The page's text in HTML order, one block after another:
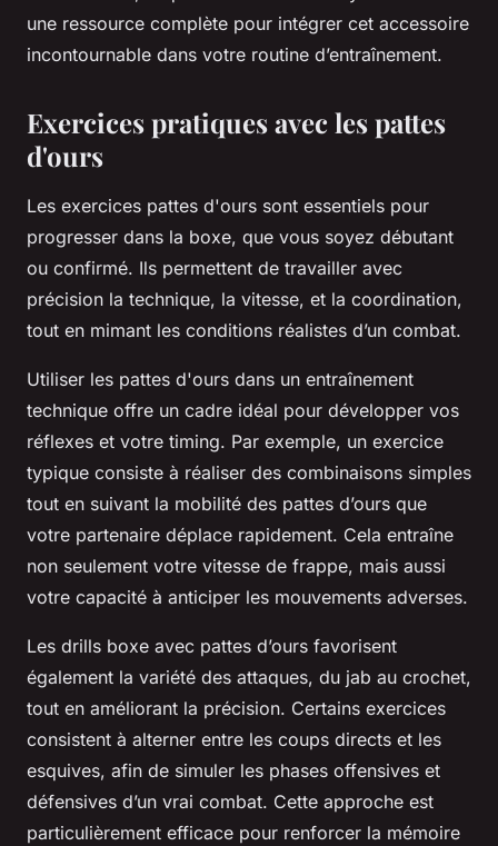
une ressource complète pour intégrer cet accessoire
incontournable dans votre routine d’entraînement.
Exercices pratiques avec les pattes
d'ours
Les exercices pattes d'ours sont essentiels pour
progresser dans la boxe, que vous soyez débutant
ou confirmé. Ils permettent de travailler avec
précision la technique, la vitesse, et la coordination,
tout en mimant les conditions réalistes d’un combat.
Utiliser les pattes d'ours dans un entraînement
technique offre un cadre idéal pour développer vos
réflexes et votre timing. Par exemple, un exercice
typique consiste à réaliser des combinaisons simples
tout en suivant la mobilité des pattes d’ours que
votre partenaire déplace rapidement. Cela entraîne
non seulement votre vitesse de frappe, mais aussi
votre capacité à anticiper les mouvements adverses.
Les drills boxe avec pattes d’ours favorisent
également la variété des attaques, du jab au crochet,
tout en améliorant la précision. Certains exercices
consistent à alterner entre les coups directs et les
esquives, afin de simuler les phases offensives et
défensives d’un vrai combat. Cette approche est
particulièrement efficace pour renforcer la mémoire